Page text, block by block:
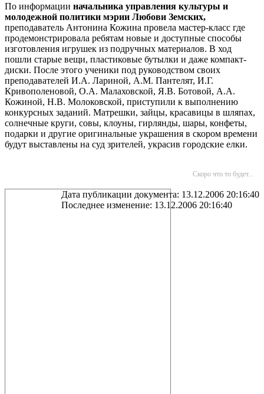
По информации начальника управления культуры и
молодежной политики мэрии Любови Земских,
преподаватель Антонина Кожина провела мастер-класс где
продемонстрировала ребятам новые и доступные способы
изготовления игрушек из подручных материалов. В ход
пошли старые вещи, пластиковые бутылки и даже компакт-
диски. После этого ученики под руководством своих
преподавателей И.А. Лариной, А.М. Пантелят, И.Г.
Кривополеновой, О.А. Малаховской, Я.В. Ботовой, А.А.
Кожиной, Н.В. Молоковской, приступили к выполнению
конкурсных заданий. Матрешки, зайцы, красавицы в шляпах,
солнечные круги, совы, клоуны, гирлянды, шары, конфеты,
подарки и другие оригинальные украшения в скором времени
будут выставлены на суд зрителей, украсив городские елки.
Скоро что то будет...
Дата публикации документа: 13.12.2006 20:16:40
Последнее изменение: 13.12.2006 20:16:40